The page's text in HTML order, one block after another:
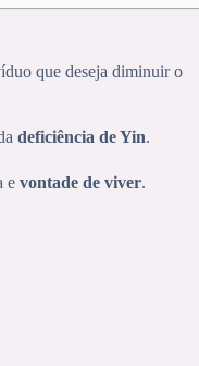
que deseja diminuir o
deficiência de Yin.
e vontade de viver.